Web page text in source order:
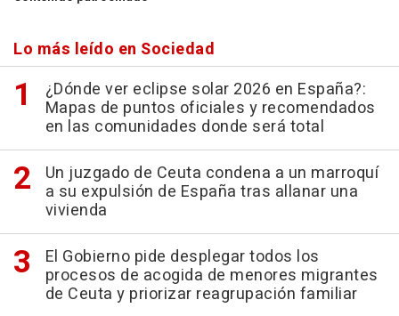
Lo más leído en Sociedad
¿Dónde ver eclipse solar 2026 en España?:
Mapas de puntos oficiales y recomendados
en las comunidades donde será total
Un juzgado de Ceuta condena a un marroquí
a su expulsión de España tras allanar una
vivienda
El Gobierno pide desplegar todos los
procesos de acogida de menores migrantes
de Ceuta y priorizar reagrupación familiar